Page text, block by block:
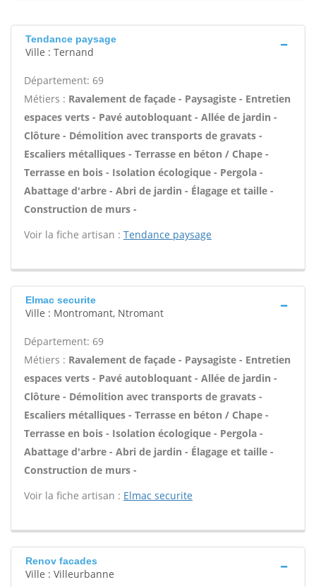
Tendance paysage
Ville : Ternand
Département: 69
Métiers : Ravalement de façade - Paysagiste - Entretien
espaces verts - Pavé autobloquant - Allée de jardin -
Clôture - Démolition avec transports de gravats -
Escaliers métalliques - Terrasse en béton / Chape -
Terrasse en bois - Isolation écologique - Pergola -
Abattage d'arbre - Abri de jardin - Élagage et taille -
Construction de murs -
Voir la fiche artisan : Tendance paysage
Elmac securite
Ville : Montromant, Ntromant
Département: 69
Métiers : Ravalement de façade - Paysagiste - Entretien
espaces verts - Pavé autobloquant - Allée de jardin -
Clôture - Démolition avec transports de gravats -
Escaliers métalliques - Terrasse en béton / Chape -
Terrasse en bois - Isolation écologique - Pergola -
Abattage d'arbre - Abri de jardin - Élagage et taille -
Construction de murs -
Voir la fiche artisan : Elmac securite
Renov facades
Ville : Villeurbanne